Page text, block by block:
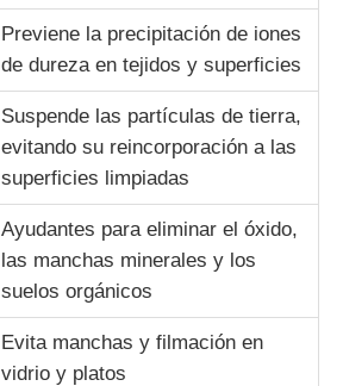
Previene la precipitación de iones
de dureza en tejidos y superficies
Suspende las partículas de tierra,
evitando su reincorporación a las
superficies limpiadas
Ayudantes para eliminar el óxido,
las manchas minerales y los
suelos orgánicos
Evita manchas y filmación en
vidrio y platos